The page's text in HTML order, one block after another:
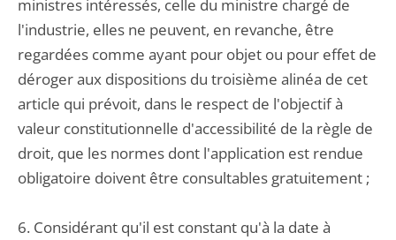
ministres intéressés, celle du ministre chargé de
l'industrie, elles ne peuvent, en revanche, être
regardées comme ayant pour objet ou pour effet de
déroger aux dispositions du troisième alinéa de cet
article qui prévoit, dans le respect de l'objectif à
valeur constitutionnelle d'accessibilité de la règle de
droit, que les normes dont l'application est rendue
obligatoire doivent être consultables gratuitement ;
6. Considérant qu'il est constant qu'à la date à